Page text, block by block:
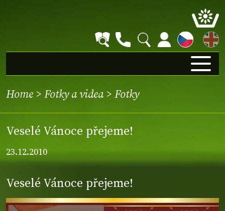
EN
Home > Fotky a videa> Fotky
Veselé Vánoce přejeme!
23.12.2010
Veselé Vánoce přejeme!